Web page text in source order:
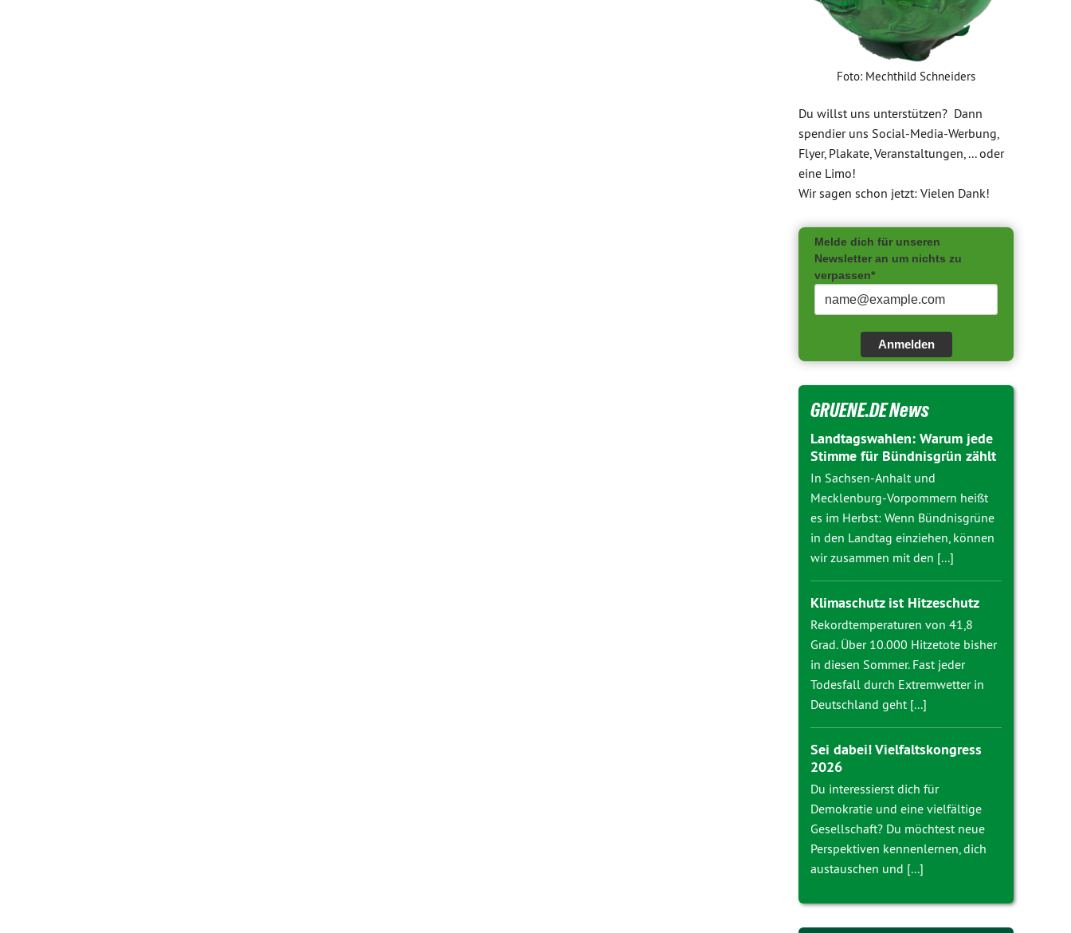
Foto: Mechthild Schneiders
Du willst uns unterstützen? Dann
spendier uns Social-Media-Werbung,
Flyer, Plakate, Veranstaltungen, ... oder
eine Limo!
Wir sagen schon jetzt: Vielen Dank!
Melde dich für unseren
Newsletter an um nichts zu
verpassen*
Anmelden
GRUENE.DE News
Landtagswahlen: Warum jede
Stimme für Bündnisgrün zählt
In Sachsen-Anhalt und
Mecklenburg-Vorpommern heißt
es im Herbst: Wenn Bündnisgrüne
in den Landtag einziehen, können
wir zusammen mit den [...]
Klimaschutz ist Hitzeschutz
Rekordtemperaturen von 41,8
Grad. Über 10.000 Hitzetote bisher
in diesen Sommer. Fast jeder
Todesfall durch Extremwetter in
Deutschland geht [...]
Sei dabei! Vielfaltskongress
2026
Du interessierst dich für
Demokratie und eine vielfältige
Gesellschaft? Du möchtest neue
Perspektiven kennenlernen, dich
austauschen und [...]